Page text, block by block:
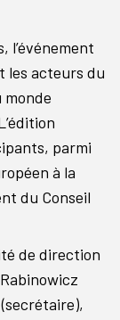
l’événement
les acteurs du
parmi
à la
du Conseil
de direction